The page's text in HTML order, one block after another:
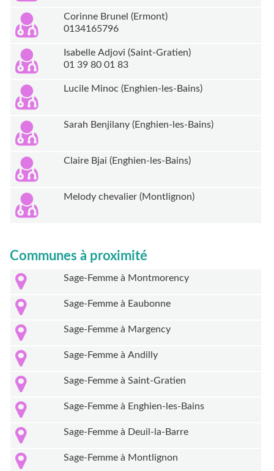
Corinne Brunel (Ermont)
0134165796
Isabelle Adjovi (Saint-Gratien)
01 39 80 01 83
Lucile Minoc (Enghien-les-Bains)
Sarah Benjilany (Enghien-les-Bains)
Claire Bjai (Enghien-les-Bains)
Melody chevalier (Montlignon)
Communes à proximité
Sage-Femme à Montmorency
Sage-Femme à Eaubonne
Sage-Femme à Margency
Sage-Femme à Andilly
Sage-Femme à Saint-Gratien
Sage-Femme à Enghien-les-Bains
Sage-Femme à Deuil-la-Barre
Sage-Femme à Montlignon